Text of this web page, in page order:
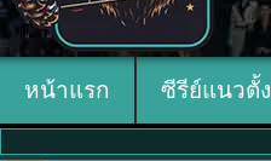
หน้าแรก ซีรีย์แนวตั้ง